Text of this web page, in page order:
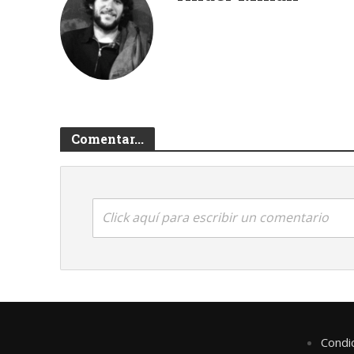
Comentar...
Click aquí para escribir un comentario